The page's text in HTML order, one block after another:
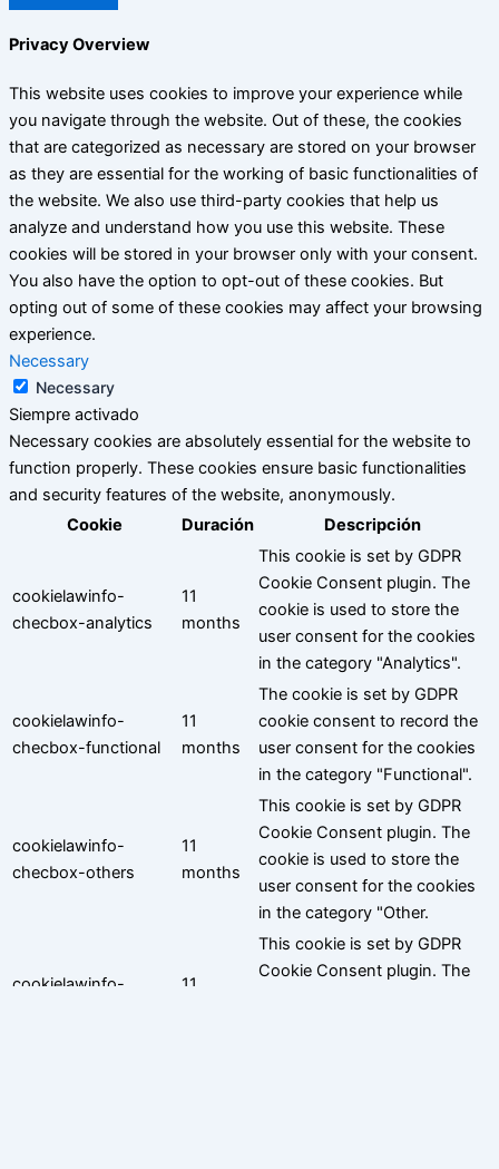
Privacy Overview
This website uses cookies to improve your experience while
you navigate through the website. Out of these, the cookies
that are categorized as necessary are stored on your browser
as they are essential for the working of basic functionalities of
the website. We also use third-party cookies that help us
analyze and understand how you use this website. These
cookies will be stored in your browser only with your consent.
You also have the option to opt-out of these cookies. But
opting out of some of these cookies may affect your browsing
experience.
Necessary
Necessary
Siempre activado
Necessary cookies are absolutely essential for the website to
function properly. These cookies ensure basic functionalities
and security features of the website, anonymously.
Cookie
Duración Descripción
cookielawinfo-
checbox-analytics
11
months
This cookie is set by GDPR
Cookie Consent plugin. The
cookie is used to store the
user consent for the cookies
in the category "Analytics".
cookielawinfo-
checbox-functional
11
months
The cookie is set by GDPR
cookie consent to record the
user consent for the cookies
in the category "Functional".
cookielawinfo-
checbox-others
11
months
This cookie is set by GDPR
Cookie Consent plugin. The
cookie is used to store the
user consent for the cookies
in the category "Other.
cookielawinfo-
11
This cookie is set by GDPR
Cookie Consent plugin. The